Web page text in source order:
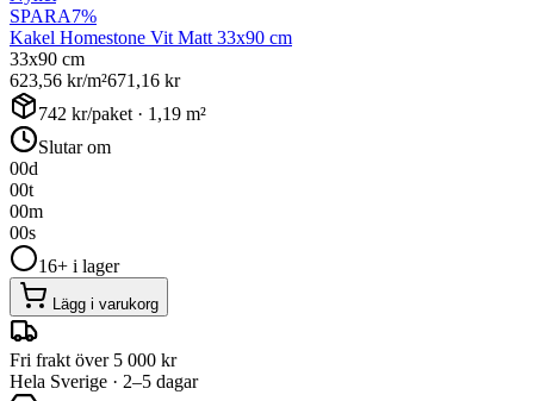
SPARA7%
Kakel Homestone Vit Matt 33x90 cm
33x90 cm
623,56 kr/m²671,16 kr
742 kr/paket · 1,19 m²
Slutar om
00d
00t
00m
00s
16+ i lager
Lägg i varukorg
Fri frakt över 5 000 kr
Hela Sverige · 2–5 dagar